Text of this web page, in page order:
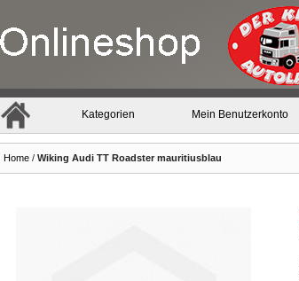
Kategorien Mein Benutzerkonto
Home / Wiking Audi TT Roadster mauritiusblau